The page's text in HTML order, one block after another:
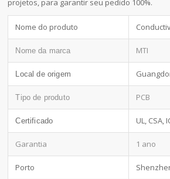
projetos, para garantir seu pedido 100%.
Nome do produto
Nome da marca MTI
Local de origem
Tipo de produto PCB
Certificado UL, CSA,
Garantia 1 ano
Porto